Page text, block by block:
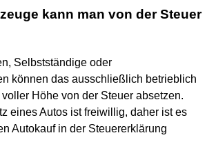
kann man von der Steuer
Selbstständige oder
können das ausschließlich betrieblich
Höhe von der Steuer absetzen.
eines Autos ist freiwillig, daher ist es
Autokauf in der Steuererklärung